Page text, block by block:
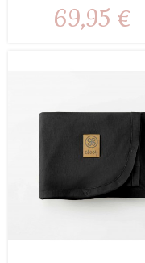
69,95 €